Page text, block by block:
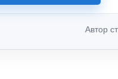
Автор